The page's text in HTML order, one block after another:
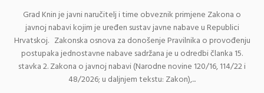
Grad Knin je javni naručitelj i time obveznik primjene Zakona o
javnoj nabavi kojim je uređen sustav javne nabave u Republici
Hrvatskoj. Zakonska osnova za donošenje Pravilnika o provođenju
postupaka jednostavne nabave sadržana je u odredbi članka 15.
stavka 2. Zakona o javnoj nabavi (Narodne novine 120/16, 114/22 i
48/2026; u daljnjem tekstu: Zakon),...